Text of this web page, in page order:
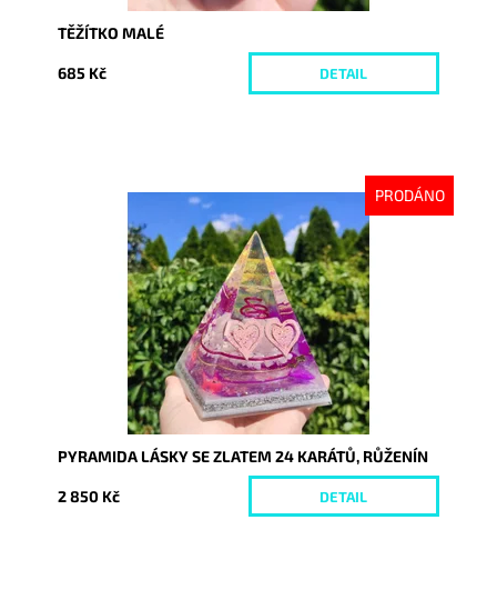
TĚŽÍTKO MALÉ
685 Kč DETAIL
PRODÁNO
Dostupnost:
Vyprodáno
7071
PYRAMIDA LÁSKY SE ZLATEM 24 KARÁTŮ, RŮŽENÍN
2 850 Kč DETAIL